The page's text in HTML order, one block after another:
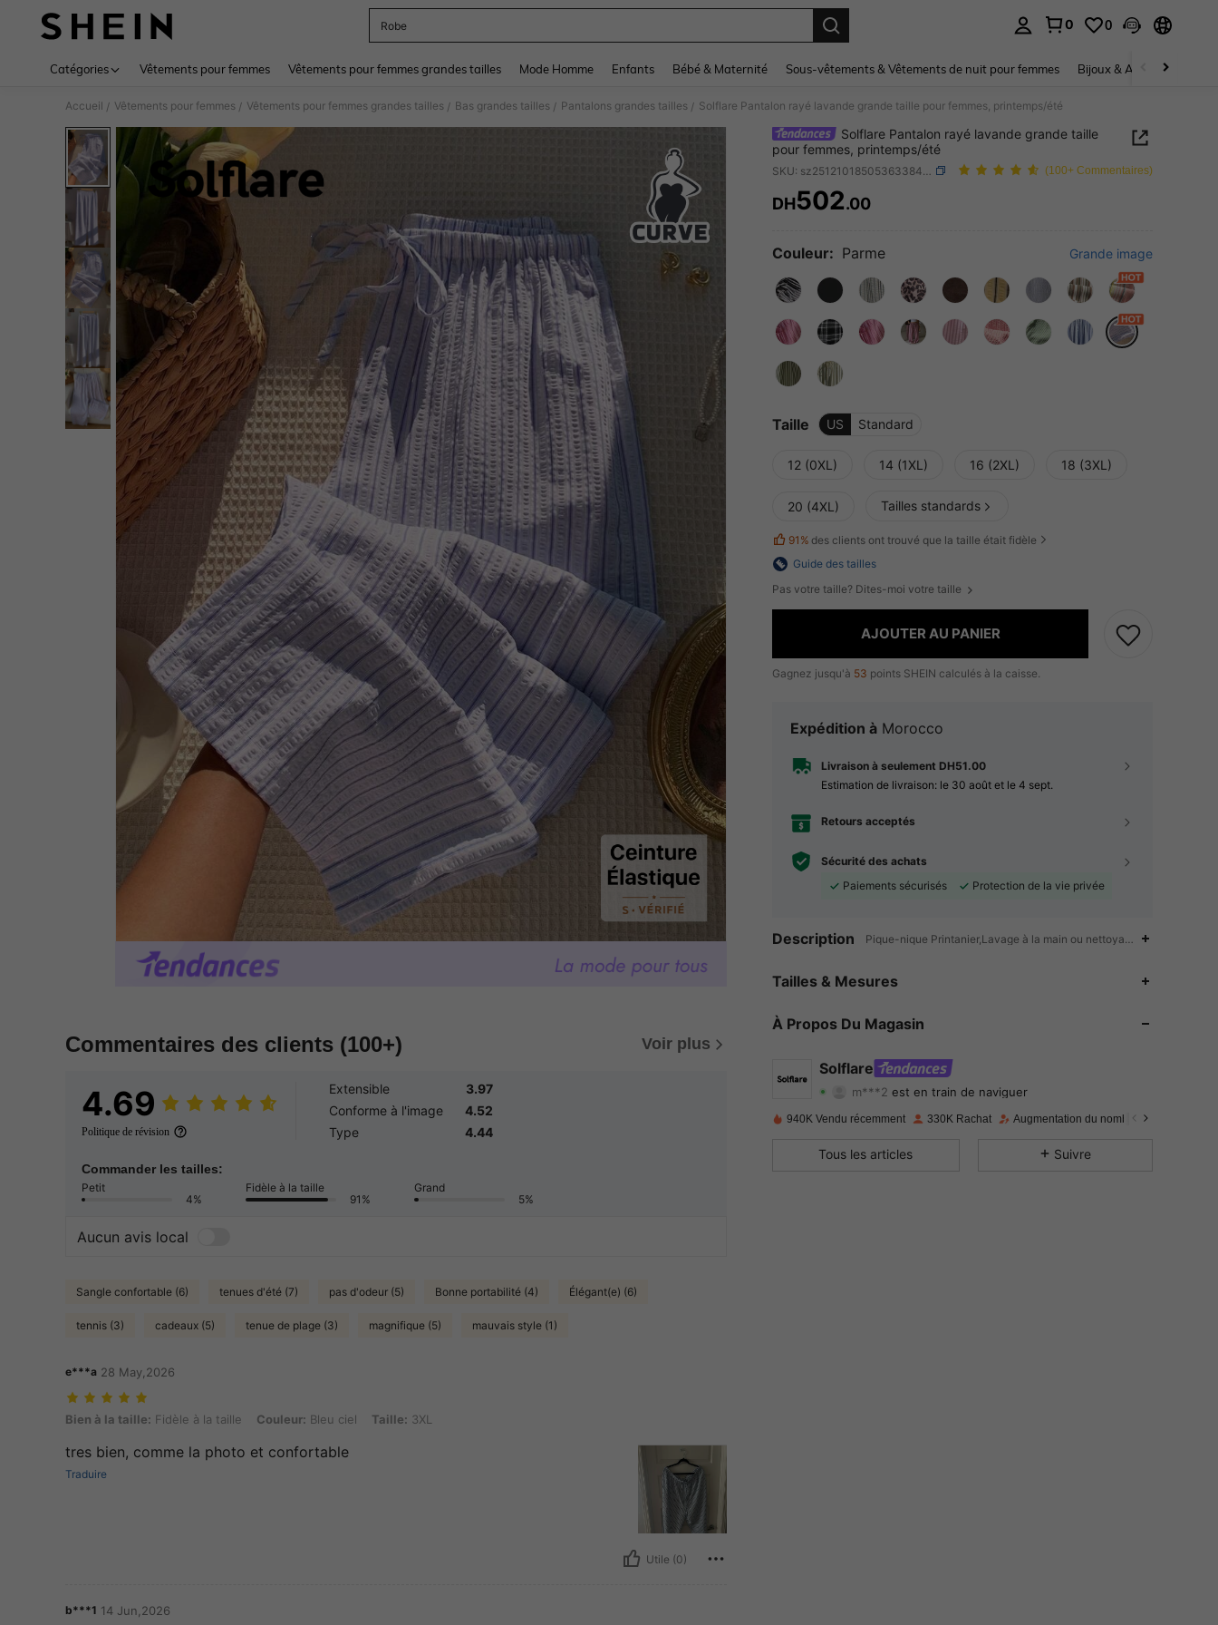
Robe
0 0
Catégories Vêtements pour femmes Vêtements pour femmes grandes tailles Mode Homme Enfants Bébé & Maternité Sous-vêtements & Vêtements de nuit pour femmes Bijoux & Accessoires pour
Accueil / Vêtements pour femmes / Vêtements pour femmes grandes tailles / Bas grandes tailles / Pantalons grandes tailles / Solflare Pantalon rayé lavande grande taille pour femmes, printemps/été
Commentaires des clients (100+) Voir plus
4.69
Politique de révision
Extensible
3.97
Conforme à l'image
4.52
Type
4.44
Commander les tailles:
Petit
4%
Fidèle à la taille
91%
Grand
5%
Aucun avis local
Sangle confortable (6) tenues d'été (7) pas d'odeur (5) Bonne portabilité (4) Élégant(e) (6)
tennis (3) cadeaux (5) tenue de plage (3) magnifique (5) mauvais style (1)
e***a 28 May,2026
Bien à la taille: Fidèle à la taille, Couleur: Bleu ciel, Taille: 3XL
Bien à la taille: Fidèle à la taille Couleur: Bleu ciel Taille: 3XL
tres bien, comme la photo et confortable
Traduire
Utile (0)
b***1 14 Jun,2026
Solflare Pantalon rayé lavande grande taille
pour femmes, printemps/été
(100+ Commentaires)
PRICE AND AVAILABILITY
DH502.00
Couleur: Parme Grande image
Taille US Standard
12 (0XL) 14 (1XL) 16 (2XL) 18 (3XL)
20 (4XL) Tailles standards
91% des clients ont trouvé que la taille était fidèle
Guide des tailles
Pas votre taille? Dites-moi votre taille
AJOUTER AU PANIER
Gagnez jusqu'à 53 points SHEIN calculés à la caisse.
Expédition à Morocco
Livraison à seulement DH51.00
Estimation de livraison: le 30 août et le 4 sept.
Retours acceptés
Sécurité des achats
Paiements sécurisés
Protection de la vie privée
Description Pique-nique Printanier,Lavage à la main ou nettoyage à sec
Tailles & Mesures
À Propos Du Magasin
Solflare
m***2est en train de naviguer
4.83 Evaluation 2.1KArticles 126K
940K Vendu récemment 330K Rachat Augmentation du nombre d'abonnés : 10
Tous les articles Suivre